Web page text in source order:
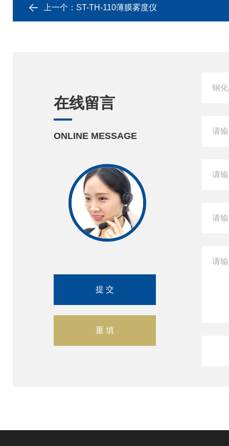
上一个： ST-TH-110薄膜雾度仪
在线留言
ONLINE MESSAGE